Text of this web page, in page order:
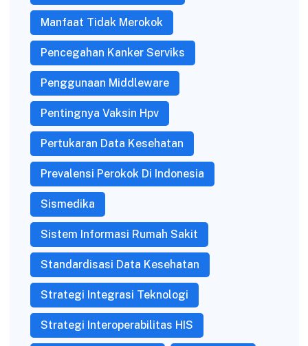
Manfaat Tidak Merokok
Pencegahan Kanker Serviks
Penggunaan Middleware
Pentingnya Vaksin Hpv
Pertukaran Data Kesehatan
Prevalensi Perokok Di Indonesia
Sismedika
Sistem Informasi Rumah Sakit
Standardisasi Data Kesehatan
Strategi Integrasi Teknologi
Strategi Interoperabilitas HIS